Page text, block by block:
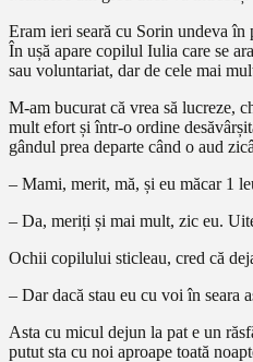
Eram ieri seară cu Sorin undeva în
În ușă apare copilul Iulia care se
sau voluntariat, dar de cele mai
M-am bucurat că vrea să lucreze,
mult efort și într-o ordine
gândul prea departe când o aud
– Mami, merit, mă, și eu măcar 1
– Da, meriți și mai mult, zic eu.
Ochii copilului sticleau, cred că
– Dar dacă stau eu cu voi în seara
Asta cu micul dejun la pat e un
putut sta cu noi aproape toată